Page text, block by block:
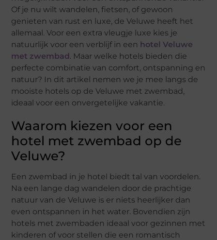
Of je nu wilt wandelen, fietsen, of gewoon
genieten van rust en luxe, de Veluwe heeft het
allemaal. Voor een extra vleugje luxe kies je
natuurlijk voor een verblijf in een hotel Veluwe
met zwembad. Maar welke hotels bieden die
perfecte combinatie van comfort, ontspanning en
natuur? In dit artikel nemen we je mee langs de
mooiste hotels op de Veluwe met zwembad,
ideaal voor een onvergetelijke vakantie.
Waarom kiezen voor een
hotel met zwembad op de
Veluwe?
Een zwembad in je hotel biedt tal van voordelen.
Na een lange dag wandelen door de prachtige
natuur van de Veluwe is er niets heerlijker dan
even ontspannen in het water. Bovendien zijn
hotels met zwembaden ideaal voor gezinnen met
kinderen of voor stellen die een romantisch